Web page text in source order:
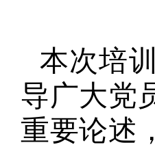
本次培
导广大党
重要论述